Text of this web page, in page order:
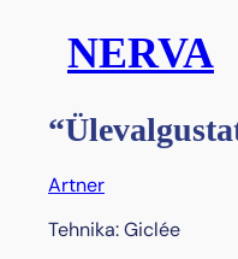
NERVA
Artner
Tehnika: Giclée